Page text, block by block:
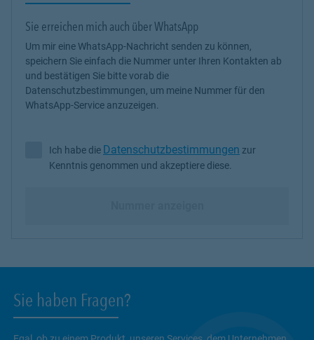
Sie erreichen mich auch über WhatsApp
Um mir eine WhatsApp-Nachricht senden zu können,
speichern Sie einfach die Nummer unter Ihren Kontakten ab
und bestätigen Sie bitte vorab die
Datenschutzbestimmungen, um meine Nummer für den
WhatsApp-Service anzuzeigen.
Ich habe die Datenschutzbestimmungen zur Kenntnis
Ich habe die Datenschutzbestimmungen zur
Kenntnis genommen und akzeptiere diese.
Sie haben Fragen?